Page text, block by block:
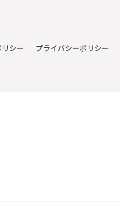
シー プライバシーポリシー